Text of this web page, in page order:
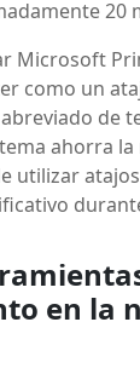
Microsoft
como un
de
ahorra
utilizar
en la